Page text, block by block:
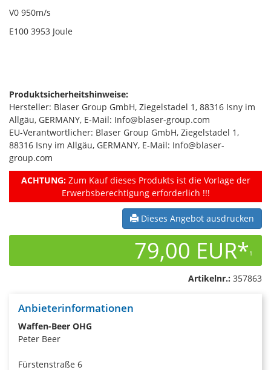
V0 950m/s
E100 3953 Joule
Produktsicherheitshinweise:
Hersteller: Blaser Group GmbH, Ziegelstadel 1, 88316 Isny im
Allgäu, GERMANY, E-Mail: Info@blaser-group.com
EU-Verantwortlicher: Blaser Group GmbH, Ziegelstadel 1,
88316 Isny im Allgäu, GERMANY, E-Mail: Info@blaser-
group.com
ACHTUNG:Zum Kauf dieses Produkts ist die Vorlage der
Erwerbsberechtigung erforderlich !!!
Dieses Angebot ausdrucken
79,00 EUR*1
Artikelnr.: 357863
Anbieterinformationen
Waffen-Beer OHG
Peter Beer
Fürstenstraße 6